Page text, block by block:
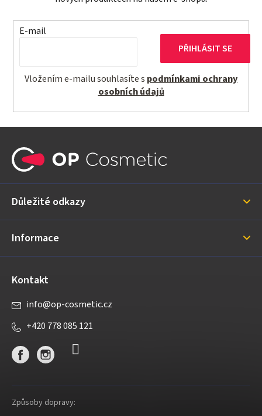
k
y
i
s
E-mail
Vložením e-mailu souhlasíte s podmínkami ochrany
osobních údajů
PŘIHLÁSIT SE
a
í
Důležité odkazy
Informace
Kontakt
info@op-cosmetic.cz
+420 778 085 121
Způsoby dopravy: